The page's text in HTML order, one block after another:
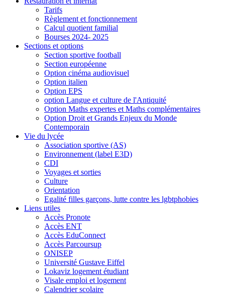
Tarifs
Règlement et fonctionnement
Calcul quotient familial
Bourses 2024- 2025
Sections et options
Section sportive football
Section européenne
Option cinéma audiovisuel
Option italien
Option EPS
option Langue et culture de l'Antiquité
Option Maths expertes et Maths complémentaires
Option Droit et Grands Enjeux du Monde
Contemporain
Vie du lycée
Association sportive (AS)
Environnement (label E3D)
CDI
Voyages et sorties
Culture
Orientation
Egalité filles garçons, lutte contre les lgbtphobies
Liens utiles
Accès Pronote
Accès ENT
Accès EduConnect
Accès Parcoursup
ONISEP
Université Gustave Eiffel
Lokaviz logement étudiant
Visale emploi et logement
Calendrier scolaire